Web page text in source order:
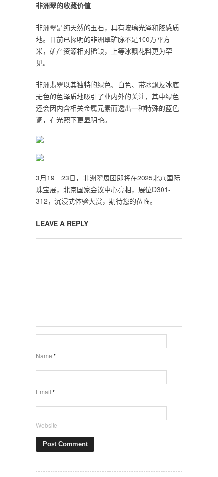
非洲翠的收藏价值
非洲翠是纯天然的玉石，具有玻璃光泽和胶感质
地。目前已探明的非洲翠矿脉不足100万平方
米，矿产资源相对稀缺，上等冰飘花料更为罕
见。
非洲翡翠以其独特的绿色、白色、带冰飘及冰底
无色的色泽质地吸引了业内外的关注，其中绿色
还会因内含相关金属元素而透出一种特殊的蓝色
调，在光照下更显明艳。
3月19—23日，非洲翠展团即将在2025北京国际
珠宝展，北京国家会议中心亮相，展位D301-
312，沉浸式体验大赏，期待您的莅临。
LEAVE A REPLY
Name *
Email *
Website